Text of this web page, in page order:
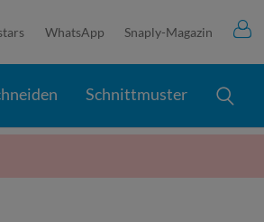
WhatsApp Snaply-Magazin
Schnittmuster